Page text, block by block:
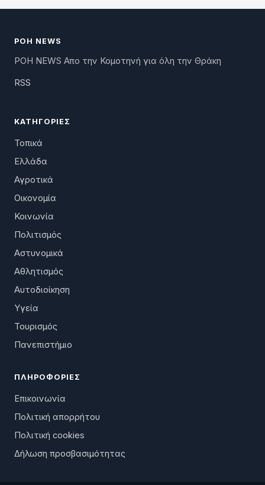
ΡΟΗ NEWS
ΡΟΗ NEWS Απο την Κομοτηνή για όλη την Θράκη
RSS
ΚΑΤΗΓΟΡΊΕΣ
Τοπικά
Ελλάδα
Αγροτικά
Οικονομία
Κοινωνία
Πολιτισμός
Αστυνομικά
Αθλητισμός
Αυτοδιοίκηση
Υγεία
Τουρισμός
Πανεπιστήμιο
ΠΛΗΡΟΦΟΡΊΕΣ
Επικοινωνία
Πολιτική απορρήτου
Πολιτική cookies
Δήλωση προσβασιμότητας